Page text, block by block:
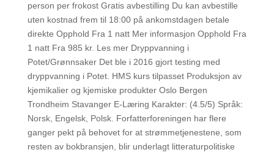
person per frokost Gratis avbestilling Du kan avbestille
uten kostnad frem til 18:00 på ankomstdagen betale
direkte Opphold Fra 1 natt Mer informasjon Opphold Fra
1 natt Fra 985 kr. Les mer Dryppvanning i
Potet/Grønnsaker Det ble i 2016 gjort testing med
dryppvanning i Potet. HMS kurs tilpasset Produksjon av
kjemikalier og kjemiske produkter Oslo Bergen
Trondheim Stavanger E-Læring Karakter: (4.5/5) Språk:
Norsk, Engelsk, Polsk. Forfatterforeningen har flere
ganger pekt på behovet for at strømmetjenestene, som
resten av bokbransjen, blir underlagt litteraturpolitiske